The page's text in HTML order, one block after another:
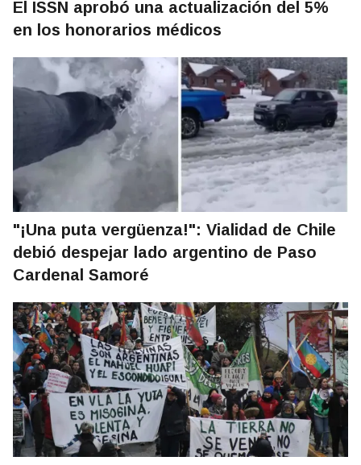
El ISSN aprobó una actualización del 5%
en los honorarios médicos
"¡Una puta vergüenza!": Vialidad de Chile
debió despejar lado argentino de Paso
Cardenal Samoré